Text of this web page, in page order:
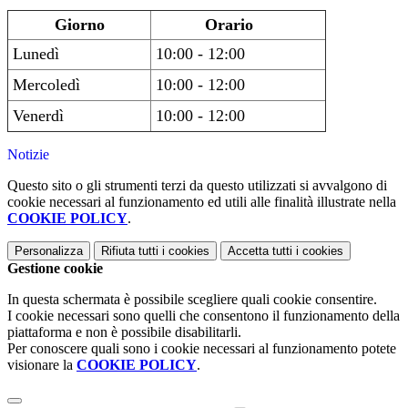
Giorno
Orario
Lunedì
10:00 - 12:00
Mercoledì
10:00 - 12:00
Venerdì
10:00 - 12:00
Notizie
Questo sito o gli strumenti terzi da questo utilizzati si avvalgono di
cookie necessari al funzionamento ed utili alle finalità illustrate nella
COOKIE POLICY.
Personalizza Rifiuta tutti i cookies Accetta tutti i cookies
Gestione cookie
In questa schermata è possibile scegliere quali cookie consentire.
I cookie necessari sono quelli che consentono il funzionamento della
piattaforma e non è possibile disabilitarli.
Per conoscere quali sono i cookie necessari al funzionamento potete
visionare la COOKIE POLICY.